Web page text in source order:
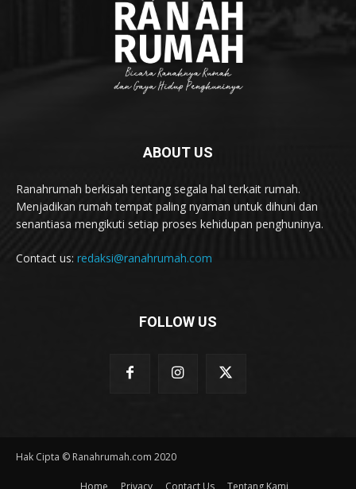
ABOUT US
Ranahrumah berkisah tentang segala hal terkait rumah.
Menjadikan rumah tempat paling nyaman untuk dihuni dan
senantiasa mengikuti setiap proses kehidupan penghuninya.
Contact us: redaksi@ranahrumah.com
FOLLOW US
Hak Cipta © Ranahrumah.com 2020